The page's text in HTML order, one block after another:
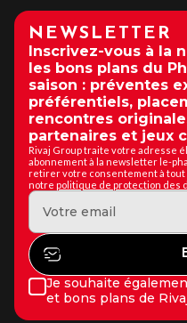
NEWSLETTER
Inscrivez-vous à la
les bons plans du
saison : préventes
préférentiels,
rencontres
partenaires et jeux
Rivaj Group traite votre adresse
abonnement à la newsletter le-
retirer votre consentement à tout
notre politique de protection des
Je souhaite
et bons plans de